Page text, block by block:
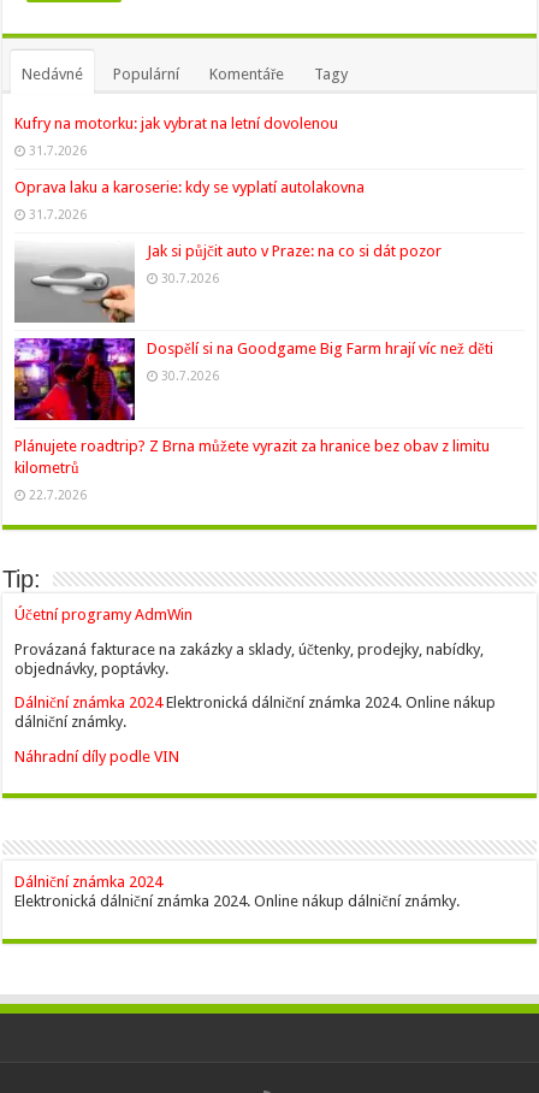
Nedávné Populární Komentáře Tagy
Kufry na motorku: jak vybrat na letní dovolenou
31.7.2026
Oprava laku a karoserie: kdy se vyplatí autolakovna
31.7.2026
Jak si půjčit auto v Praze: na co si dát pozor
30.7.2026
Dospělí si na Goodgame Big Farm hrají víc než děti
30.7.2026
Plánujete roadtrip? Z Brna můžete vyrazit za hranice bez obav z limitu
kilometrů
22.7.2026
Tip:
Účetní programy AdmWin
Provázaná fakturace na zakázky a sklady, účtenky, prodejky, nabídky,
objednávky, poptávky.
Dálniční známka 2024Elektronická dálniční známka 2024. Online nákup
dálniční známky.
Náhradní díly podle VIN
Dálniční známka 2024
Elektronická dálniční známka 2024. Online nákup dálniční známky.